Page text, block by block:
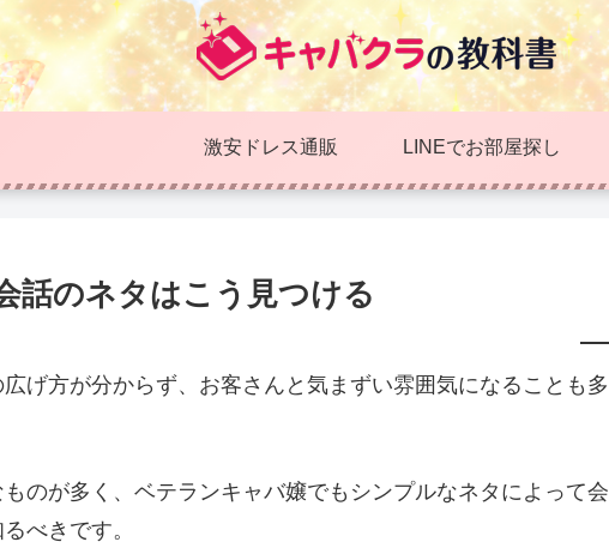
激安ドレス通販 LINEでお部屋探し
話のネタはこう見つける
げ方が分からず、お客さんと気まずい雰囲気になることも多
のが多く、ベテランキャバ嬢でもシンプルなネタによって会
べきです。